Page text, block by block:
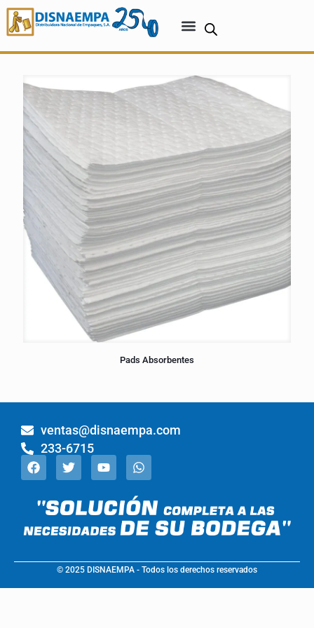
Pads Absorbentes
ventas@disnaempa.com
233-6715
© 2025 DISNAEMPA - Todos los derechos reservados